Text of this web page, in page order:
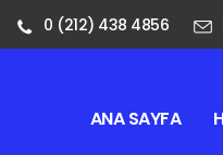
0 (212) 438 4856
ANA SAYFA